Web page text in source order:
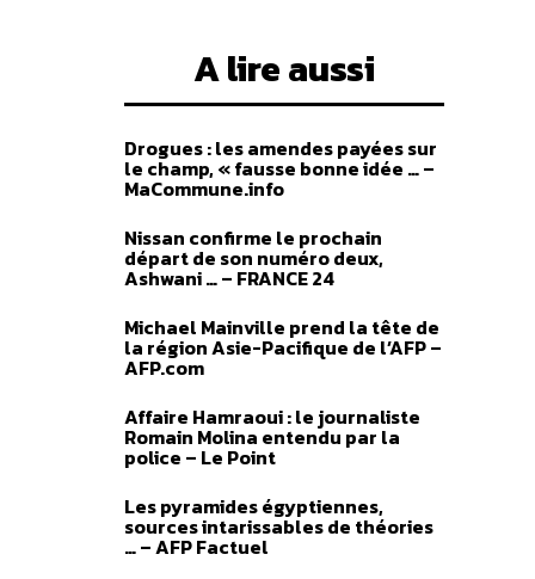
A lire aussi
Drogues : les amendes payées sur
le champ, « fausse bonne idée … –
MaCommune.info
Nissan confirme le prochain
départ de son numéro deux,
Ashwani … – FRANCE 24
Michael Mainville prend la tête de
la région Asie-Pacifique de l’AFP –
AFP.com
Affaire Hamraoui : le journaliste
Romain Molina entendu par la
police – Le Point
Les pyramides égyptiennes,
sources intarissables de théories
… – AFP Factuel